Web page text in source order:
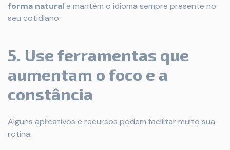
forma natural e mantêm o idioma sempre presente no
seu cotidiano.
5. Use ferramentas que
aumentam o foco e a
constância
Alguns aplicativos e recursos podem facilitar muito sua
rotina: